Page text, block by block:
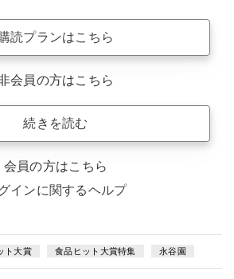
読プランはこちら
会員の方はこちら
続きを読む
会員の方はこちら
インに関するヘルプ
ト大賞 食品ヒット大賞特集 永谷園